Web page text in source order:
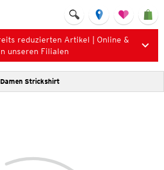
reduzierten Artikel | Online &
unseren Filialen
Damen Strickshirt